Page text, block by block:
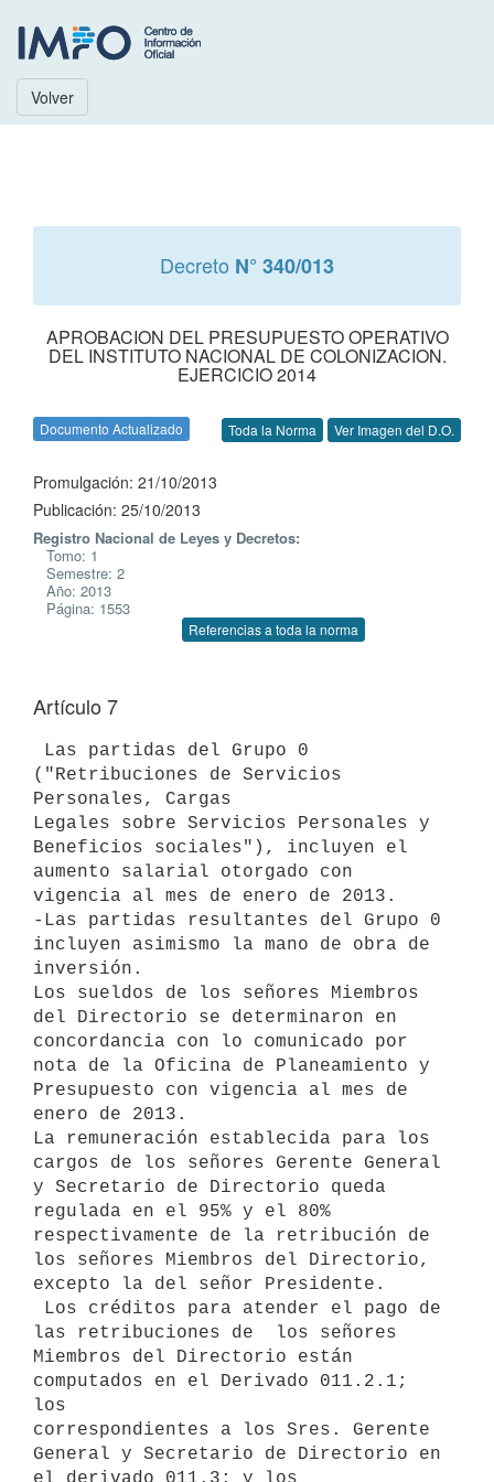
Volver
Decreto N° 340/013
APROBACION DEL PRESUPUESTO OPERATIVO
DEL INSTITUTO NACIONAL DE COLONIZACION.
EJERCICIO 2014
Documento Actualizado Toda la Norma Ver Imagen del D.O.
Promulgación: 21/10/2013
Publicación: 25/10/2013
Registro Nacional de Leyes y Decretos:
Tomo: 1
Semestre: 2
Año: 2013
Página: 1553
Referencias a toda la norma
Artículo 7
("Retribuciones de Servicios
Personales, Cargas
Legales sobre Servicios Personales y
Beneficios sociales"), incluyen el
aumento salarial otorgado con
vigencia al mes de enero de 2013.
-Las partidas resultantes del Grupo 0
incluyen asimismo la mano de obra de
inversión.
Los sueldos de los señores Miembros
del Directorio se determinaron en
concordancia con lo comunicado por
nota de la Oficina de Planeamiento y
Presupuesto con vigencia al mes de
enero de 2013.
La remuneración establecida para los
cargos de los señores Gerente General
y Secretario de Directorio queda
regulada en el 95% y el 80%
respectivamente de la retribución de
los señores Miembros del Directorio,
excepto la del señor Presidente.
las retribuciones de  los señores
Miembros del Directorio están
computados en el Derivado 011.2.1;
los
correspondientes a los Sres. Gerente
General y Secretario de Directorio en